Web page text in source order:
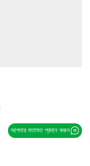
আপনার মতামত প্রদান করুন